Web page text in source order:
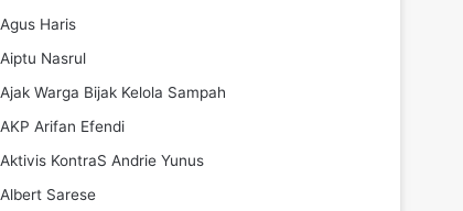
Agus Haris
Aiptu Nasrul
Ajak Warga Bijak Kelola Sampah
AKP Arifan Efendi
Aktivis KontraS Andrie Yunus
Albert Sarese